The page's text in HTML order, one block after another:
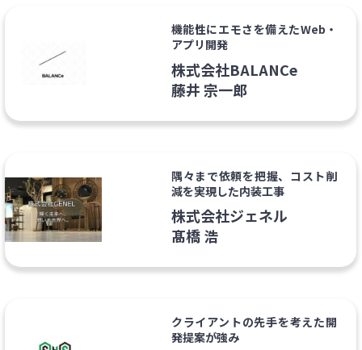
機能性にエモさを備えたWeb・
アプリ開発
株式会社BALANCe
藤井 宗一郎
隅々まで依頼を把握、コスト削
減を実現した内装工事
株式会社ジェネル
髙橋 浩
クライアントの先手を考えた開
発提案が強み